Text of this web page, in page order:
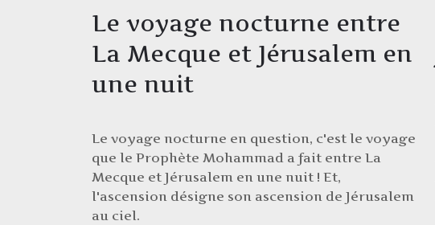
Le voyage nocturne entre
La Mecque et Jérusalem en
une nuit
Le voyage nocturne en question, c'est le voyage
que le Prophète Mohammad a fait entre La
Mecque et Jérusalem en une nuit ! Et,
l'ascension désigne son ascension de Jérusalem
au ciel.